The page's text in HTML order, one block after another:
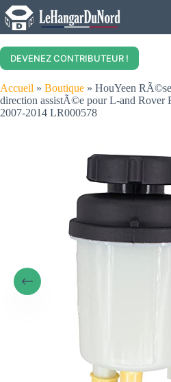
Skip
to
content
DEVENEZ CONTRIBUTEUR !
Accueil » Boutique » HouYeen
direction assistÃ©e pour L-and Rover
2007-2014 LR000578